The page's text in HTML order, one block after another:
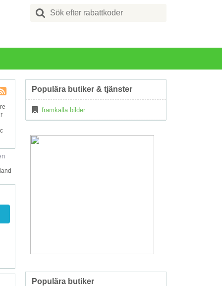
Search
for:
Populära butiker & tjänster
framkalla bilder
Populära butiker